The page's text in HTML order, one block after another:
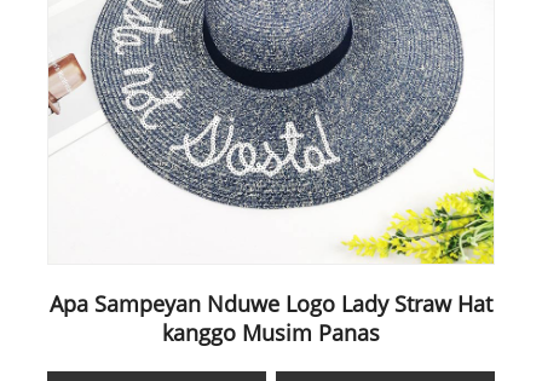
Apa Sampeyan Nduwe Logo Lady Straw Hat
kanggo Musim Panas